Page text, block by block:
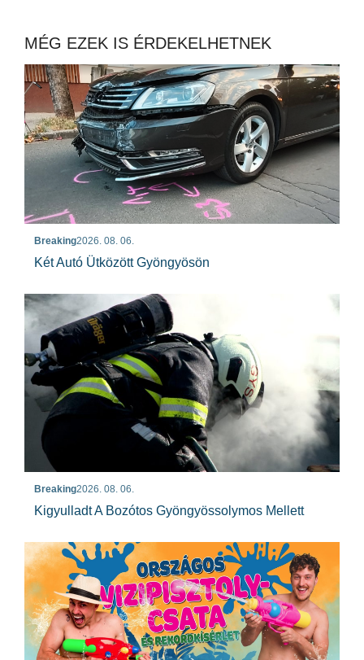
MÉG EZEK IS ÉRDEKELHETNEK
Breaking2026. 08. 06.
Két Autó Ütközött Gyöngyösön
Breaking2026. 08. 06.
Kigyulladt A Bozótos Gyöngyössolymos Mellett